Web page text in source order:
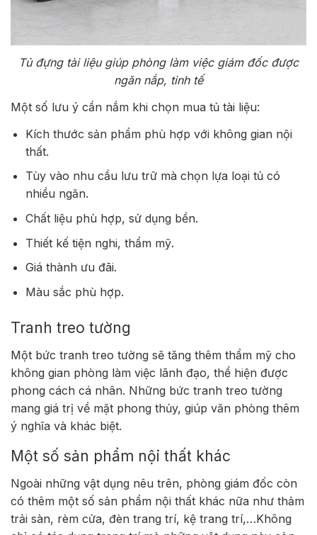
Tủ đựng tài liệu giúp phòng làm việc giám đốc được
ngăn nắp, tinh tế
Một số lưu ý cần nắm khi chọn mua tủ tài liệu:
Kích thước sản phẩm phù hợp với không gian nội
thất.
Tùy vào nhu cầu lưu trữ mà chọn lựa loại tủ có
nhiều ngăn.
Chất liệu phù hợp, sử dụng bền.
Thiết kế tiện nghi, thẩm mỹ.
Giá thành ưu đãi.
Màu sắc phù hợp.
Tranh treo tường
Một bức tranh treo tường sẽ tăng thêm thẩm mỹ cho
không gian phòng làm việc lãnh đạo, thể hiện được
phong cách cá nhân. Những bức tranh treo tường
mang giá trị về mặt phong thủy, giúp văn phòng thêm
ý nghĩa và khác biệt.
Một số sản phẩm nội thất khác
Ngoài những vật dụng nêu trên, phòng giám đốc còn
có thêm một số sản phẩm nội thất khác nữa như thảm
trải sàn, rèm cửa, đèn trang trí, kệ trang trí,…Không